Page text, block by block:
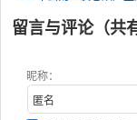
留言与评论（共
昵称：